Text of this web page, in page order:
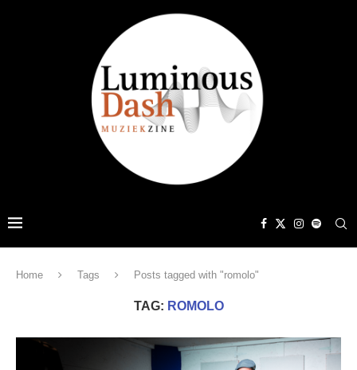
Home Tags Posts tagged with "romolo"
TAG: ROMOLO